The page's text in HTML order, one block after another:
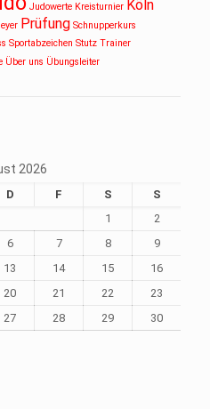
Judowerte Kreisturnier Köln
Prüfung Schnupperkurs
Sportabzeichen Stutz Trainer
Über uns Übungsleiter
2026
D F S
S
1
2
6 7 8
9
13 14 15
16
20 21 22
23
27 28 29
30